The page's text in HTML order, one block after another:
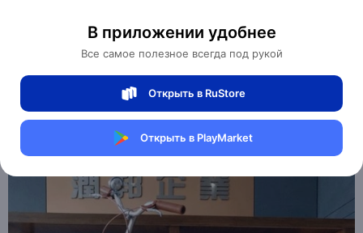
В приложении удобнее
Все самое полезное всегда под рукой
Открыть в RuStore
Открыть в PlayMarket
0 отзывов 0
Магазин Motors Store
Артикул:QUISKI-8887